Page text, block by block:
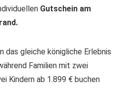
Gutschein am
das gleiche königliche Erlebnis
Familien mit zwei
Kindern ab 1.899 € buchen